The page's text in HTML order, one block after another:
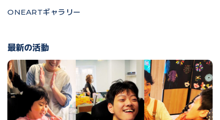
ONEARTギャラリー
最新の活動